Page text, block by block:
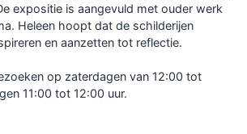
expositie is aangevuld met ouder werk
Heleen hoopt dat de schilderijen
en aanzetten tot reflectie.
op zaterdagen van 12:00 tot
11:00 tot 12:00 uur.